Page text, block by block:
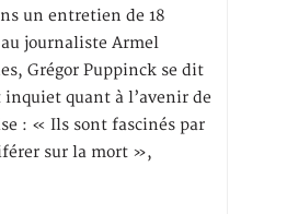
un entretien de 18
journaliste Armel
Grégor Puppinck se dit
quant à l’avenir de
: « Ils sont fascinés par
sur la mort »,